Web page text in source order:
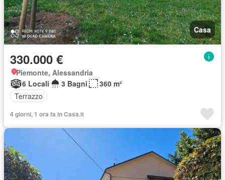
Casa
330.000 €
Piemonte, Alessandria
6 Locali
3 Bagni
360 m²
Terrazzo
4 giorni, 1 ora fa in Casa.it